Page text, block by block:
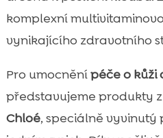
komplexní
vynikajícího zdravotního
Pro umocněnípéče o kůži
představujeme produkty
Chloé, speciálně vyvinutý